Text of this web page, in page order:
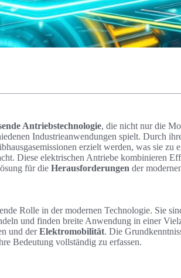
Antriebstechnologie, die nicht nur die
Industrieanwendungen spielt. Durch
erzielt werden, was sie zu
Diese elektrischen Antriebe kombinieren
für die Herausforderungen der
Rolle in der modernen Technologie. Sie
und finden breite Anwendung in einer
und derElektromobilität. Die
Bedeutung vollständig zu erfassen.